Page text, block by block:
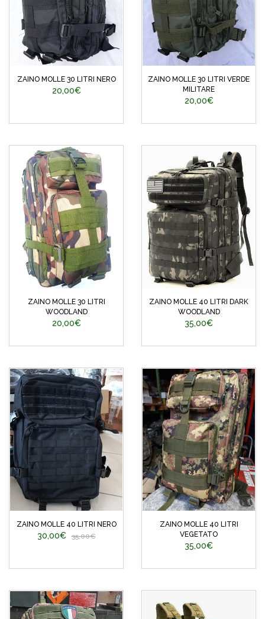
ZAINO MOLLE 30 LITRI NERO
20,00€
ZAINO MOLLE 30 LITRI VERDE
MILITARE
20,00€
ZAINO MOLLE 30 LITRI
WOODLAND
20,00€
ZAINO MOLLE 40 LITRI DARK
WOODLAND
35,00€
ZAINO MOLLE 40 LITRI NERO
30,00€ 35,00€
ZAINO MOLLE 40 LITRI
VEGETATO
35,00€